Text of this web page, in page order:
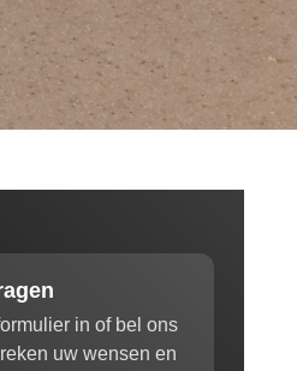
in of bel ons
uw wensen en